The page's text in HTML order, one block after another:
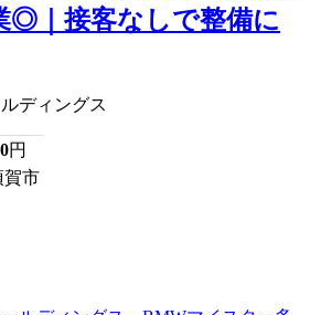
◎｜接客なしで整備に
ディングス
円
市